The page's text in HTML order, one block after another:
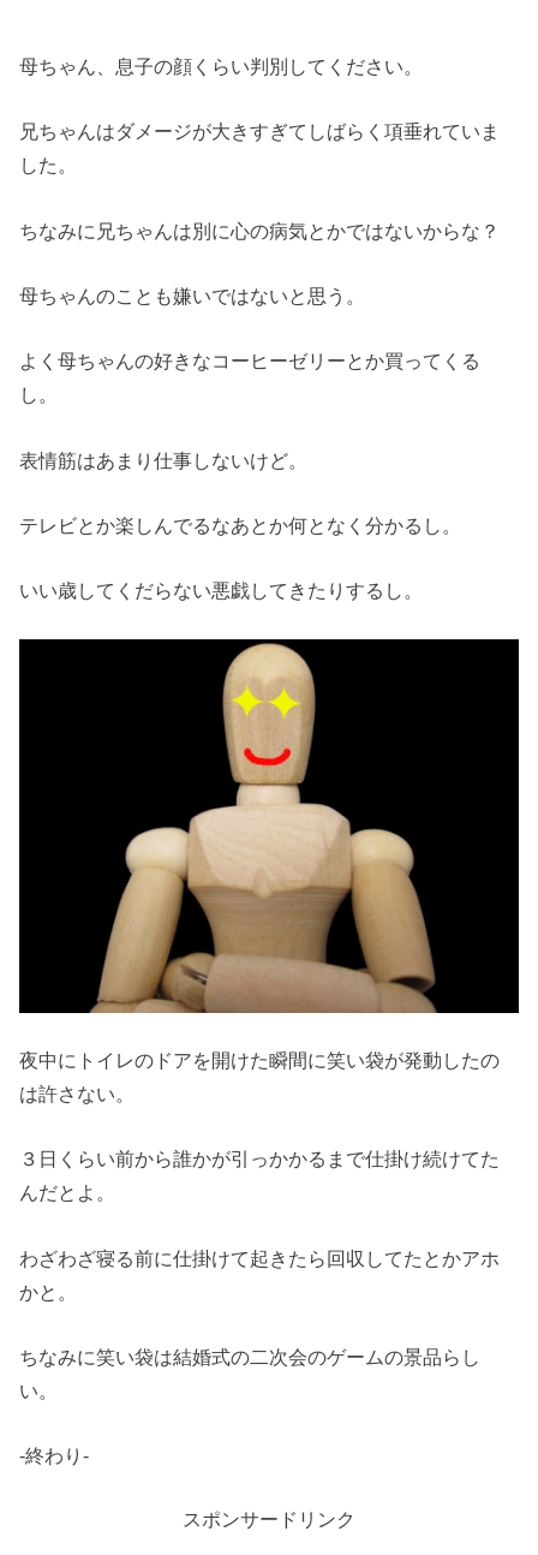
母ちゃん、息子の顔くらい判別してください。
兄ちゃんはダメージが大きすぎてしばらく項垂れていま
した。
ちなみに兄ちゃんは別に心の病気とかではないからな？
母ちゃんのことも嫌いではないと思う。
よく母ちゃんの好きなコーヒーゼリーとか買ってくる
し。
表情筋はあまり仕事しないけど。
テレビとか楽しんでるなあとか何となく分かるし。
いい歳してくだらない悪戯してきたりするし。
夜中にトイレのドアを開けた瞬間に笑い袋が発動したの
は許さない。
３日くらい前から誰かが引っかかるまで仕掛け続けてた
んだとよ。
わざわざ寝る前に仕掛けて起きたら回収してたとかアホ
かと。
ちなみに笑い袋は結婚式の二次会のゲームの景品らし
い。
-終わり-
スポンサードリンク